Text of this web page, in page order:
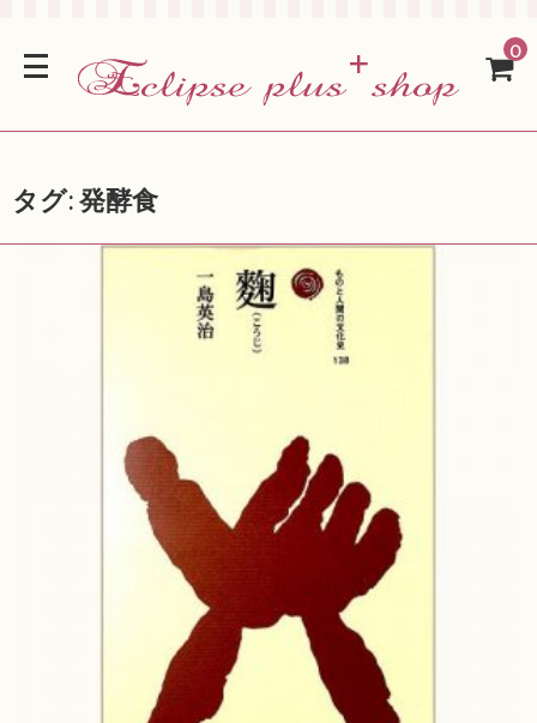
0
タグ: 発酵食